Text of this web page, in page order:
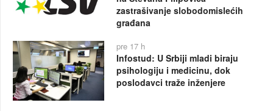
zastrašivanje slobodomislećih
građana
pre 17 h
Infostud: U Srbiji mladi biraju
psihologiju i medicinu, dok
poslodavci traže inženjere